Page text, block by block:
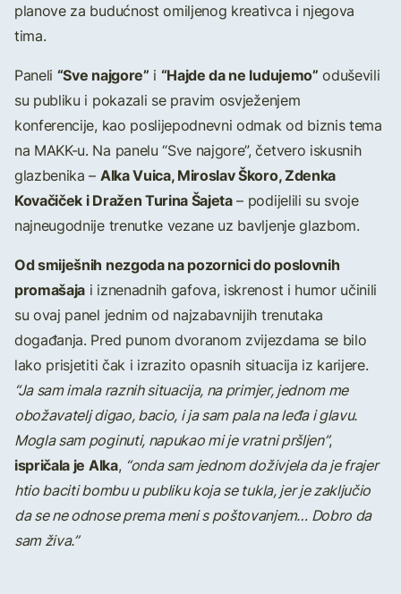
planove za budućnost omiljenog kreativca i njegova
tima.
Paneli “Sve najgore” i “Hajde da ne ludujemo” oduševili
su publiku i pokazali se pravim osvježenjem
konferencije, kao poslijepodnevni odmak od biznis tema
na MAKK-u. Na panelu “Sve najgore”, četvero iskusnih
glazbenika – Alka Vuica, Miroslav Škoro, Zdenka
Kovačiček i Dražen Turina Šajeta– podijelili su svoje
najneugodnije trenutke vezane uz bavljenje glazbom.
Od smiješnih nezgoda na pozornici do poslovnih
promašaja i iznenadnih gafova, iskrenost i humor učinili
su ovaj panel jednim od najzabavnijih trenutaka
događanja. Pred punom dvoranom zvijezdama se bilo
lako prisjetiti čak i izrazito opasnih situacija iz karijere.
“Ja sam imala raznih situacija, na primjer, jednom me
obožavatelj digao, bacio, i ja sam pala na leđa i glavu.
Mogla sam poginuti, napukao mi je vratni pršljen”,
ispričala je Alka, “onda sam jednom doživjela da je frajer
htio baciti bombu u publiku koja se tukla, jer je zaključio
da se ne odnose prema meni s poštovanjem… Dobro da
sam živa.”